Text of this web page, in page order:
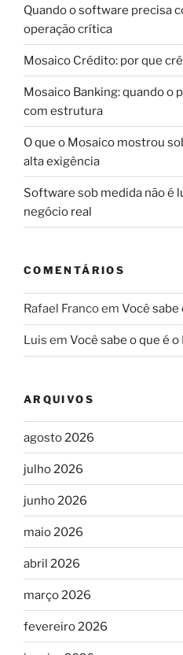
Quando o software precisa
operação crítica
Mosaico Crédito: por que
Mosaico Banking: quando o
com estrutura
O que o Mosaico mostrou
alta exigência
Software sob medida não é
negócio real
COMENTÁRIOS
Rafael Francoem Você sabe
Luis em Você sabe o que é o
ARQUIVOS
agosto 2026
julho 2026
junho 2026
maio 2026
abril 2026
março 2026
fevereiro 2026